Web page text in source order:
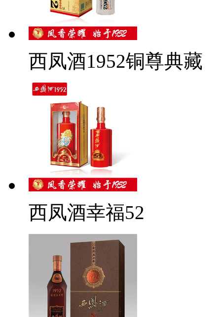
西凤酒1952铜尊典藏
西凤酒幸福52